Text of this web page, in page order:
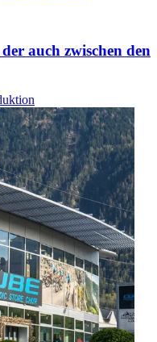
auch zwischen den